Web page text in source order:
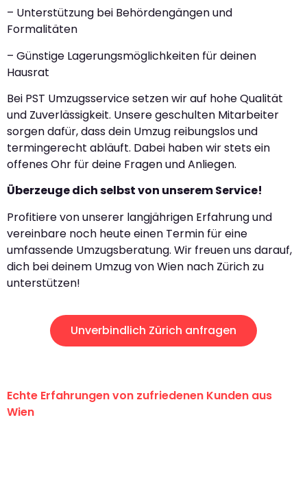
– Unterstützung bei Behördengängen und
Formalitäten
– Günstige Lagerungsmöglichkeiten für deinen
Hausrat
Bei PST Umzugsservice setzen wir auf hohe Qualität
und Zuverlässigkeit. Unsere geschulten Mitarbeiter
sorgen dafür, dass dein Umzug reibungslos und
termingerecht abläuft. Dabei haben wir stets ein
offenes Ohr für deine Fragen und Anliegen.
Überzeuge dich selbst von unserem Service!
Profitiere von unserer langjährigen Erfahrung und
vereinbare noch heute einen Termin für eine
umfassende Umzugsberatung. Wir freuen uns darauf,
dich bei deinem Umzug von Wien nach Zürich zu
unterstützen!
Unverbindlich Zürich anfragen
Echte Erfahrungen von zufriedenen Kunden aus
Wien